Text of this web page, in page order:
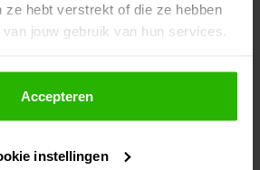
ze hebt verstrekt of die ze hebben
jouw gebruik van hun services.
klikt, dan geef je Voordeeluitjes.nl
voor social media en
te plaatsen.
in onsprivacybeleid
Accepteren
instellingen
information).